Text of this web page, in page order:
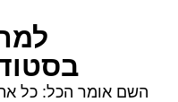
השם אומר הכל: כל